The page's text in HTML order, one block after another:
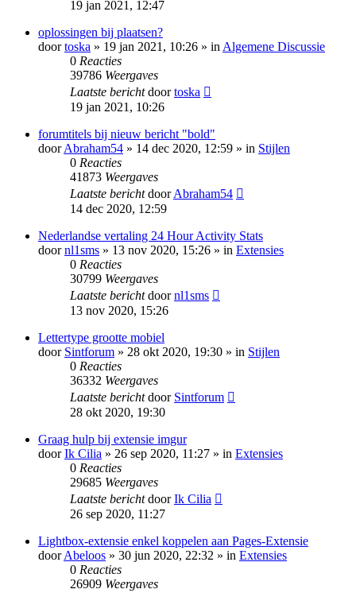
19 jan 2021, 12:47
oplossingen bij plaatsen?
doortoska » 19 jan 2021, 10:26 » inAlgemene Discussie
0 Reacties
39786 Weergaves
Laatste berichtdoortoska
19 jan 2021, 10:26
forumtitels bij nieuw bericht "bold"
doorAbraham54 » 14 dec 2020, 12:59 » in Stijlen
0 Reacties
41873 Weergaves
Laatste berichtdoorAbraham54
14 dec 2020, 12:59
Nederlandse vertaling 24 Hour Activity Stats
doornl1sms » 13 nov 2020, 15:26 » in Extensies
0 Reacties
30799 Weergaves
Laatste berichtdoornl1sms
13 nov 2020, 15:26
Lettertype grootte mobiel
door Sintforum » 28 okt 2020, 19:30 » in Stijlen
0 Reacties
36332 Weergaves
Laatste berichtdoor Sintforum
28 okt 2020, 19:30
Graag hulp bij extensie imgur
doorIk Cilia » 26 sep 2020, 11:27 » in Extensies
0 Reacties
29685 Weergaves
Laatste berichtdoorIk Cilia
26 sep 2020, 11:27
Lightbox-extensie enkel koppelen aan Pages-Extensie
doorAbeloos » 30 jun 2020, 22:32 » in Extensies
0 Reacties
26909 Weergaves